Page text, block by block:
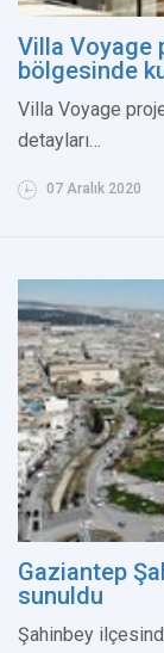
Villa Voyage
bölgesinde
Villa Voyage
detayları…
07 Aralık 2020
Gaziantep
sunuldu
Şahinbey